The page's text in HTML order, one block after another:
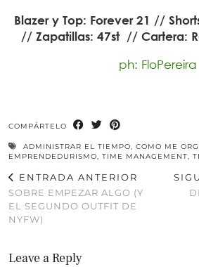
Blazer y Top: Forever 21 //
// Zapatillas: 47st // Cartera:
ph: FloPereira
COMPÁRTELO
ADMINISTRAR EL TIEMPO, COMO ME
EMPRENDEDURISMO, TIME MANAGEMENT,
ENTRADA ANTERIOR
SOBRE EMPEZAR ALGO (Y
EL SEGUNDO OUTFIT DE
NYFW)
Leave a Reply